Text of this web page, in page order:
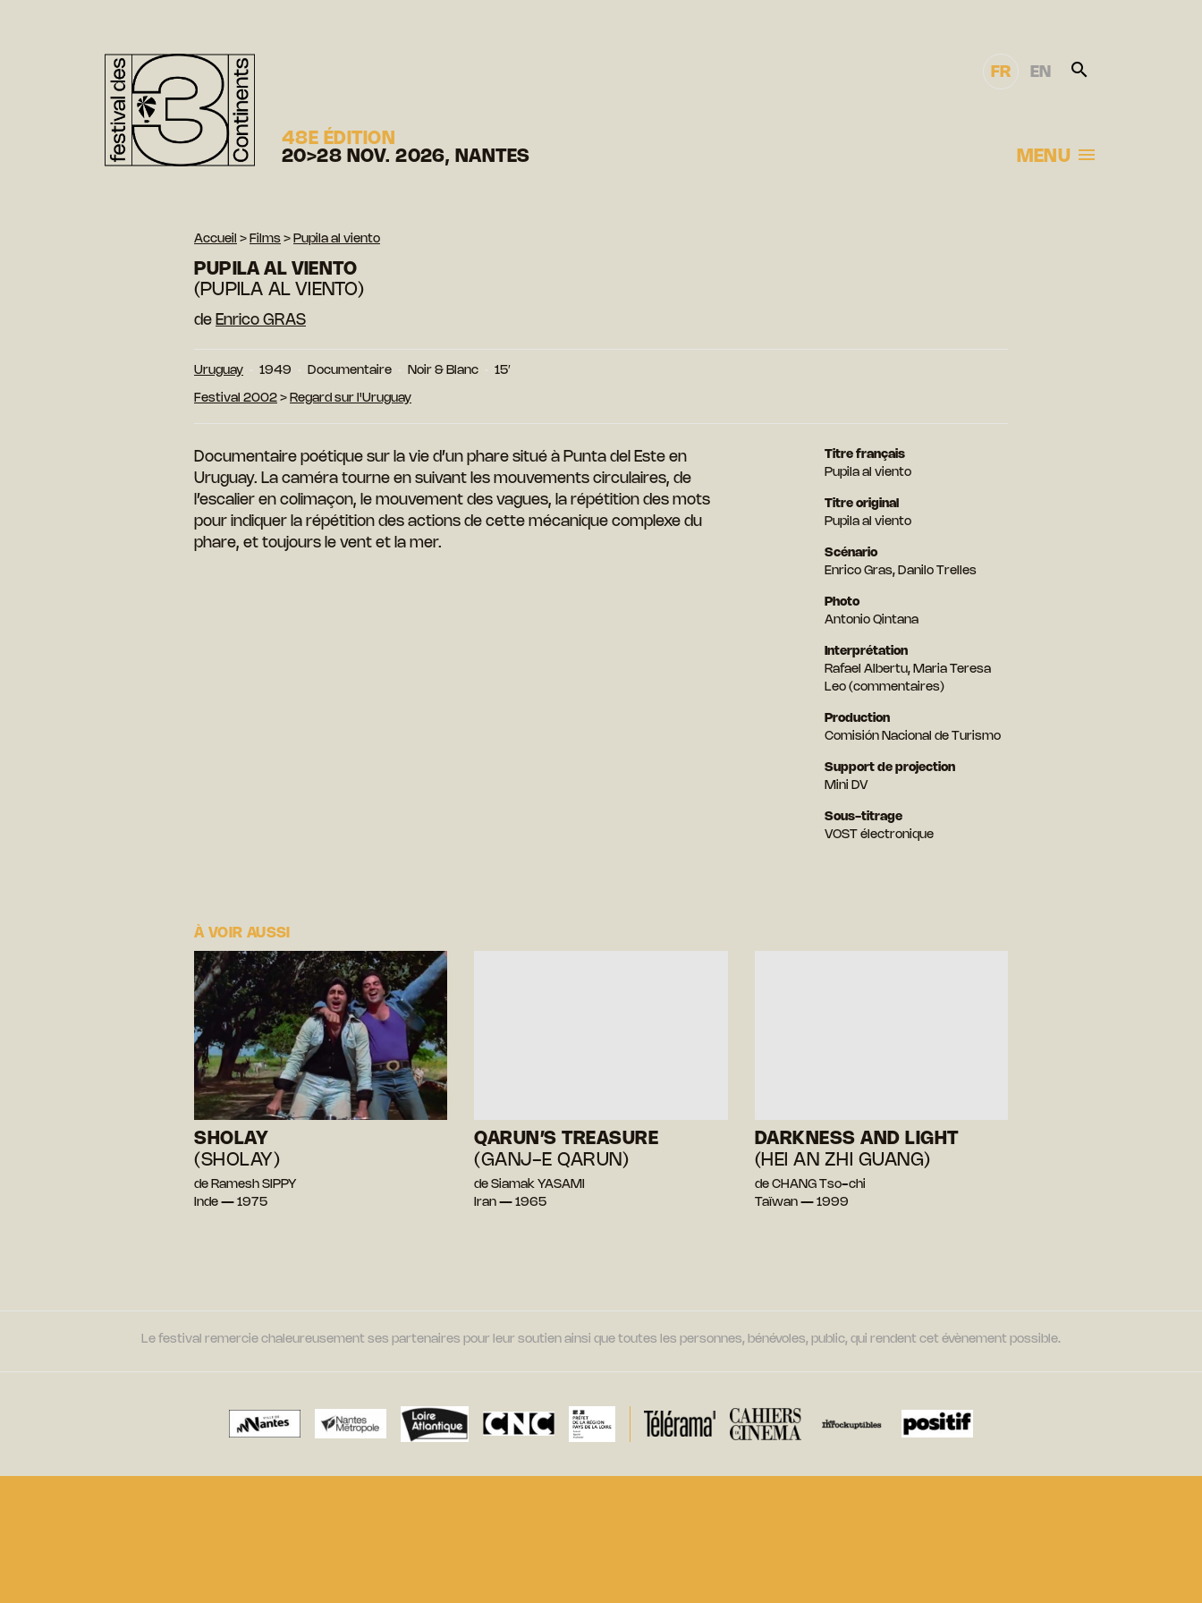
48E ÉDITION
20>28 NOV. 2026, NANTES
FR EN
MENU
Accueil > Films > Pupila al viento
PUPILA AL VIENTO
(PUPILA AL VIENTO)
de Enrico GRAS
Uruguay 1949 Documentaire Noir & Blanc 15′
Festival 2002 > Regard sur l'Uruguay
Documentaire poétique sur la vie d’un phare situé à Punta del Este en
Uruguay. La caméra tourne en suivant les mouvements circulaires, de
l’escalier en colimaçon, le mouvement des vagues, la répétition des mots
pour indiquer la répétition des actions de cette mécanique complexe du
phare, et toujours le vent et la mer.
Titre français
Pupila al viento
Titre original
Pupila al viento
Scénario
Enrico Gras, Danilo Trelles
Photo
Antonio Qintana
Interprétation
Rafael Albertu, Maria Teresa
Leo (commentaires)
Production
Comisión Nacional de Turismo
Support de projection
Mini DV
Sous-titrage
VOST électronique
À VOIR AUSSI
SHOLAY
(SHOLAY)
de Ramesh SIPPY
Inde — 1975
QARUN’S TREASURE
(GANJ-E QARUN)
de Siamak YASAMI
Iran — 1965
DARKNESS AND LIGHT
(HEI AN ZHI GUANG)
de CHANG Tso-chi
Taïwan — 1999
Le festival remercie chaleureusement ses partenaires pour leur soutien ainsi que toutes les personnes, bénévoles, public, qui rendent cet évènement possible.